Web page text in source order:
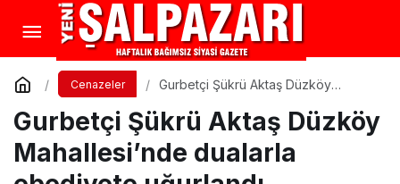
Cenazeler
Gurbetçi Şükrü Aktaş Düzköy
uğurlandı
Gurbetçi Şükrü Aktaş Düzköy
Mahallesi’nde dualarla